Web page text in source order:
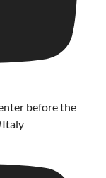
before the